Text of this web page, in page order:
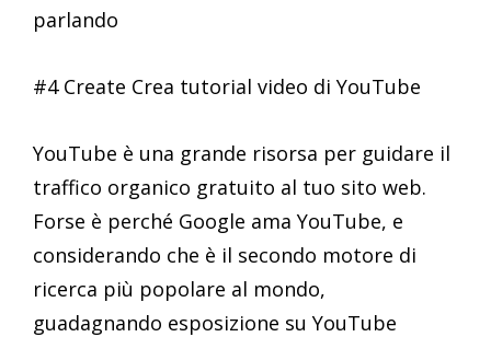
parlando
#4 Create Crea tutorial video di YouTube
YouTube è una grande risorsa per guidare il
traffico organico gratuito al tuo sito web.
Forse è perché Google ama YouTube, e
considerando che è il secondo motore di
ricerca più popolare al mondo,
guadagnando esposizione su YouTube